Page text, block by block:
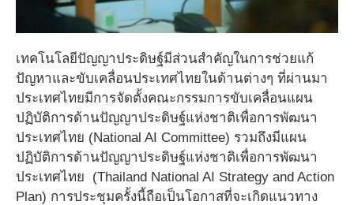
เทคโนโลยีปัญญาประดิษฐ์มีส่วนสำคัญในการช่วยแก้
ปัญหาและขับเคลื่อนประเทศไทยในด้านต่างๆ ที่ผ่านมา
ประเทศไทยมีการจัดตั้งคณะกรรมการขับเคลื่อนแผน
ปฏิบัติการด้านปัญญาประดิษฐ์แห่งชาติเพื่อการพัฒนา
ประเทศไทย (National AI Committee) รวมถึงมีแผน
ปฏิบัติการด้านปัญญาประดิษฐ์แห่งชาติเพื่อการพัฒนา
ประเทศไทย (Thailand National AI Strategy and Action
Plan) การประชุมครั้งนี้ถือเป็นโอกาสที่จะเกิดแนวทาง